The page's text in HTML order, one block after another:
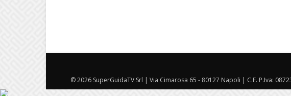
© 2026 SuperGuidaTV Srl | Via Cimarosa 65 - 80127 Napoli | C.F. P.Iva: